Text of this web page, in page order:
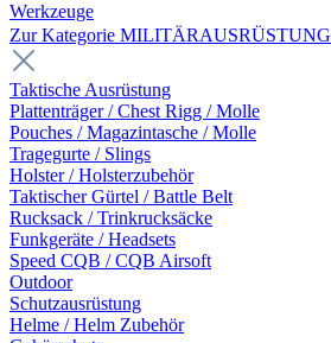
Werkzeuge
Zur Kategorie MILITÄRAUSRÜSTUNG
Taktische Ausrüstung
Plattenträger / Chest Rigg / Molle
Pouches / Magazintasche / Molle
Tragegurte / Slings
Holster / Holsterzubehör
Taktischer Gürtel / Battle Belt
Rucksack / Trinkrucksäcke
Funkgeräte / Headsets
Speed CQB / CQB Airsoft
Outdoor
Schutzausrüstung
Helme / Helm Zubehör